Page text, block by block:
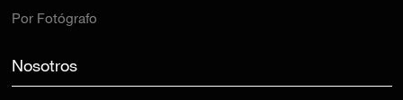
Por Fotógrafo
Nosotros